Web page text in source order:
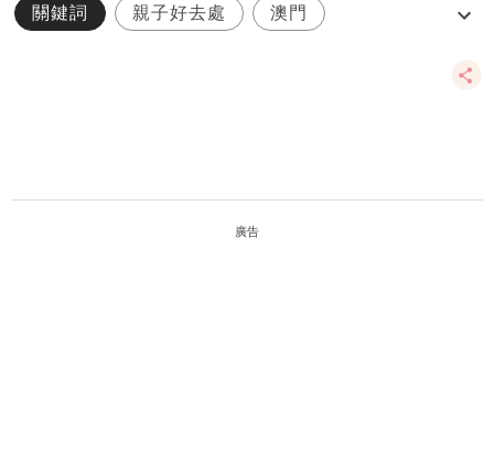
關鍵詞 親子好去處 澳門
廣告